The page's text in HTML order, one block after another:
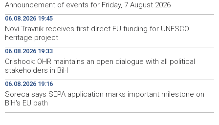
Novi Travnik receives first direct EU funding for UNESCO
heritage project
19:33
Crishock: OHR maintains an open dialogue with all
political stakeholders in BiH
19:32
Velika nagrada Britanije ostaje u MotoGP kalendaru do
2028. godine
19:29
Španska krajnja ljevica i desnica ujedinjene protiv
Maroka kao suorganizatora SP 2030.
Announcement of events for Friday, 7 August 2026
06.08.2026 19:45
Novi Travnik receives first direct EU funding for UNESCO
heritage project
06.08.2026 19:33
Crishock: OHR maintains an open dialogue with all political
stakeholders in BiH
06.08.2026 19:16
Soreca says SEPA application marks important milestone on
BiH's EU path